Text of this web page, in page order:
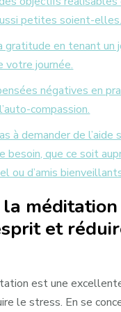
petites soient-elles.
gratitude en tenant un
votre journée.
négatives en
compassion.
à demander de l’aide
besoin, que ce soit
ou d’amis
et
est une
le stress. En se